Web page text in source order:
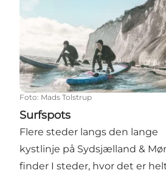
Foto: Mads Tolstrup
Surfspots
Flere steder langs den lange
kystlinje på Sydsjælland &
finder I steder, hvor det er